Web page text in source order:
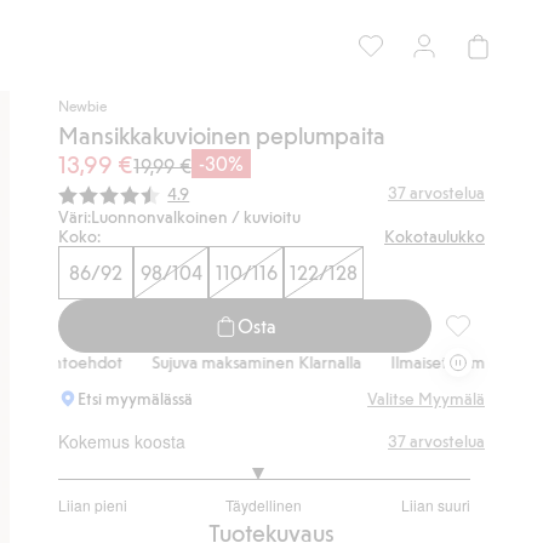
Newbie
Mansikkakuvioinen peplumpaita
13,99 €19,99 € -30%
Keskimääräinen luokitus:
4.9 37arvostelua
Väri:Luonnonvalkoinen / kuvioitu
Koko:
Kokotaulukko
86/92 98/104 110/116 122/128
Osta
Sujuva maksaminen Klarnalla
Ilmaiset toimitusvaihtoehdot
Etsi myymälässä
Valitse Myymälä
Kokemus koosta
Liian pieni Täydellinen Liian suuri
/
37arvostelua
Tuotekuvaus